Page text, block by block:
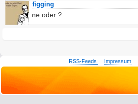
figging
ne oder ?
RSS-Feeds Impressum